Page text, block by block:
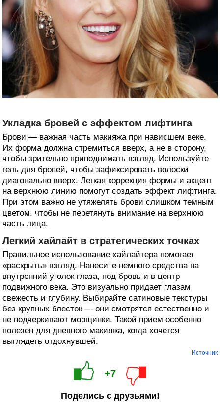
Укладка бровей с эффектом лифтинга
Брови — важная часть макияжа при нависшем веке.
Их форма должна стремиться вверх, а не в сторону,
чтобы зрительно приподнимать взгляд. Используйте
гель для бровей, чтобы зафиксировать волоски
диагонально вверх. Легкая коррекция формы и акцент
на верхнюю линию помогут создать эффект лифтинга.
При этом важно не утяжелять брови слишком темным
цветом, чтобы не перетянуть внимание на верхнюю
часть лица.
Легкий хайлайт в стратегических точках
Правильное использование хайлайтера помогает
«раскрыть» взгляд. Нанесите немного средства на
внутренний уголок глаза, под бровь и в центр
подвижного века. Это визуально придает глазам
свежесть и глубину. Выбирайте сатиновые текстуры
без крупных блесток — они смотрятся естественно и
не подчеркивают морщинки. Такой прием особенно
полезен для дневного макияжа, когда хочется
выглядеть отдохнувшей.
Источник
+7
Поделись с друзьями!